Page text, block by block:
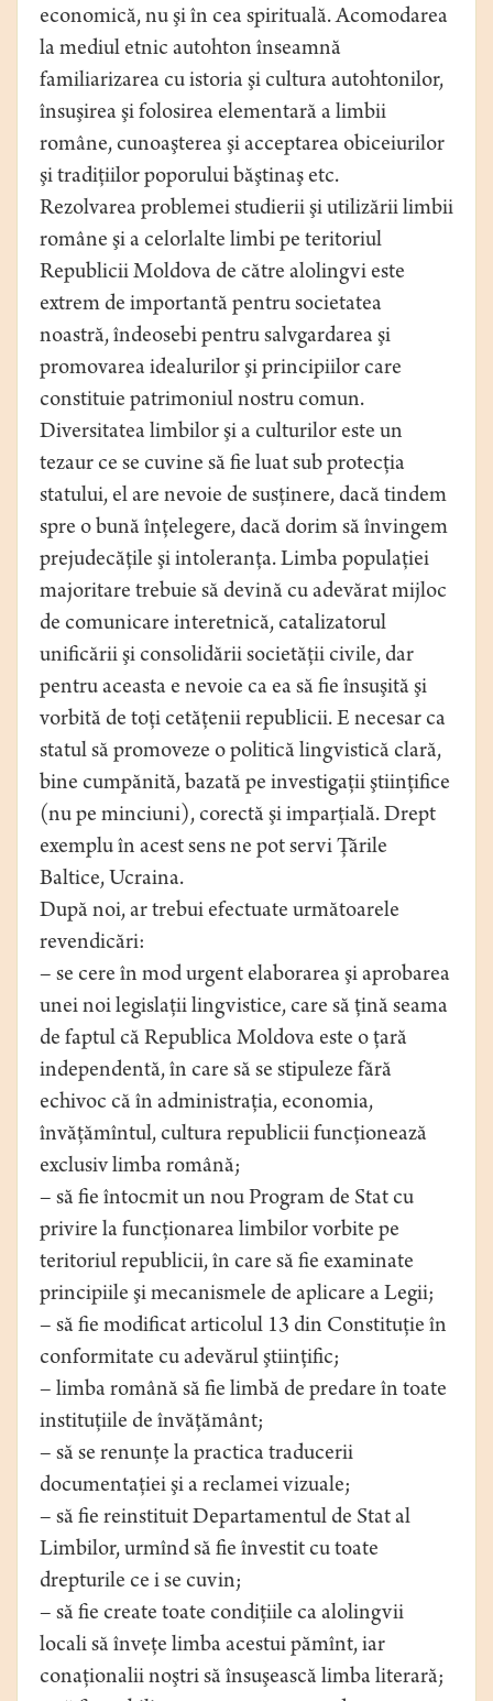
economică, nu şi în cea spirituală. Acomodarea
la mediul etnic autohton înseamnă
familiarizarea cu istoria şi cultura autohtonilor,
însuşirea şi folosirea elementară a limbii
române, cunoaşterea şi acceptarea obiceiurilor
şi tradiţiilor poporului băştinaş etc.
Rezolvarea problemei studierii şi utilizării limbii
române şi a celorlalte limbi pe teritoriul
Republicii Moldova de către alolingvi este
extrem de importantă pentru societatea
noastră, îndeosebi pentru salvgardarea şi
promovarea idealurilor şi principiilor care
constituie patrimoniul nostru comun.
Diversitatea limbilor şi a culturilor este un
tezaur ce se cuvine să fie luat sub protecţia
statului, el are nevoie de susţinere, dacă tindem
spre o bună înţelegere, dacă dorim să învingem
prejudecăţile şi intoleranţa. Limba populaţiei
majoritare trebuie să devină cu adevărat mijloc
de comunicare interetnică, catalizatorul
unificării şi consolidării societăţii civile, dar
pentru aceasta e nevoie ca ea să fie însuşită şi
vorbită de toţi cetăţenii republicii. E necesar ca
statul să promoveze o politică lingvistică clară,
bine cumpănită, bazată pe investigaţii ştiinţifice
(nu pe minciuni), corectă şi imparţială. Drept
exemplu în acest sens ne pot servi Ţările
Baltice, Ucraina.
După noi, ar trebui efectuate următoarele
revendicări:
– se cere în mod urgent elaborarea şi aprobarea
unei noi legislaţii lingvistice, care să ţină seama
de faptul că Republica Moldova este o ţară
independentă, în care să se stipuleze fără
echivoc că în administraţia, economia,
învăţămîntul, cultura republicii funcţionează
exclusiv limba română;
– să fie întocmit un nou Program de Stat cu
privire la funcţionarea limbilor vorbite pe
teritoriul republicii, în care să fie examinate
principiile şi mecanismele de aplicare a Legii;
– să fie modificat articolul 13 din Constituţie în
conformitate cu adevărul ştiinţific;
– limba română să fie limbă de predare în toate
instituţiile de învăţământ;
– să se renunţe la practica traducerii
documentaţiei şi a reclamei vizuale;
– să fie reinstituit Departamentul de Stat al
Limbilor, urmînd să fie învestit cu toate
drepturile ce i se cuvin;
– să fie create toate condiţiile ca alolingvii
locali să înveţe limba acestui pămînt, iar
conaţionalii noştri să însuşească limba literară;